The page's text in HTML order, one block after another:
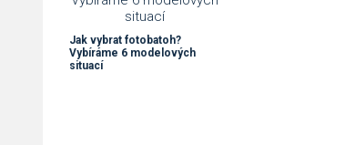
Jak vybrat fotobatoh?
Vybíráme 6 modelových
situací